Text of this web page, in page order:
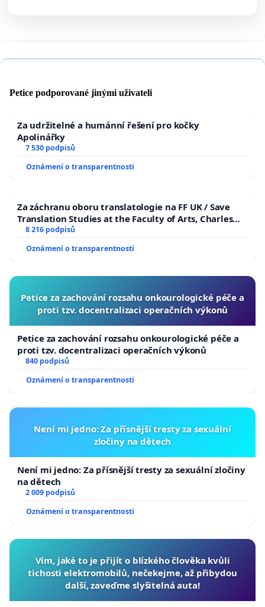
Petice podporované jinými uživateli
Za udržitelné a humánní řešení pro kočky
Apolinářky
7 530 podpisů
Oznámení o transparentnosti
Za záchranu oboru translatologie na FF UK / Save
Translation Studies at the Faculty of Arts, Charles
University
8 216 podpisů
Oznámení o transparentnosti
Petice za zachování rozsahu onkourologické péče a
proti tzv. docentralizaci operačních výkonů
Petice za zachování rozsahu onkourologické péče a
proti tzv. docentralizaci operačních výkonů
840 podpisů
Oznámení o transparentnosti
Není mi jedno: Za přísnější tresty za sexuální
zločiny na dětech
Není mi jedno: Za přísnější tresty za sexuální zločiny
na dětech
2 009 podpisů
Oznámení o transparentnosti
Vím, jaké to je přijít o blízkého člověka kvůli
tichosti elektromobilů, nečekejme, až přibydou
další, zaveďme slyšitelná auta!